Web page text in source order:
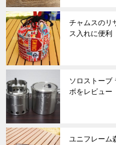
チャムスのリ
ス入れに便利
ソロストーブ
ボをレビュー
ユニフレーム